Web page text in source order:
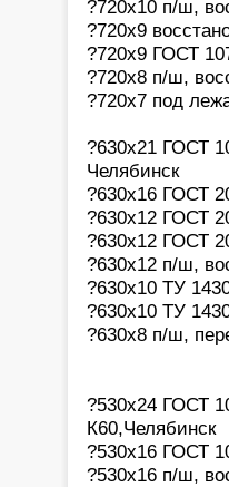
?720х10 п/ш,
?720х9
?720х9 ГОСТ
?720х8 п/ш,
?720х7 под
?630х21 ГОСТ
Челябинск
?630х16 ГОСТ
?630х12 ГОСТ
?630х12 ГОСТ
?630х12 п/ш,
?630х10 ТУ
?630х10 ТУ
?630х8 п/ш,
?530х24 ГОСТ
К60,Челябинск
?530х16 ГОСТ
?530х16 п/ш,